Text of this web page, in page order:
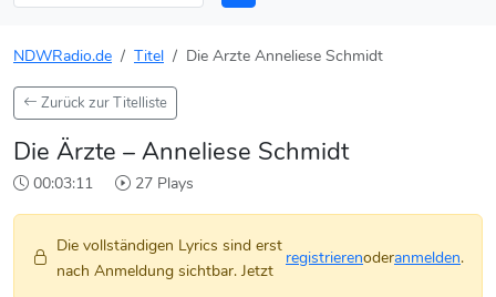
NDWRadio.de Titel Die Arzte Anneliese Schmidt
Zurück zur Titelliste
Die Ärzte – Anneliese Schmidt
00:03:11 27 Plays
Die vollständigen Lyrics sind erst
nach Anmeldung sichtbar. Jetzt
registrierenoderanmelden.